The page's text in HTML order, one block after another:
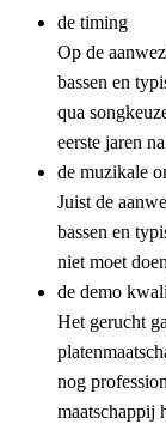
de timing
Op de
bassen en
qua
eerste jaren
de muzikale
Juist de
bassen en
niet moet
de demo
Het gerucht
nog
maatschappij